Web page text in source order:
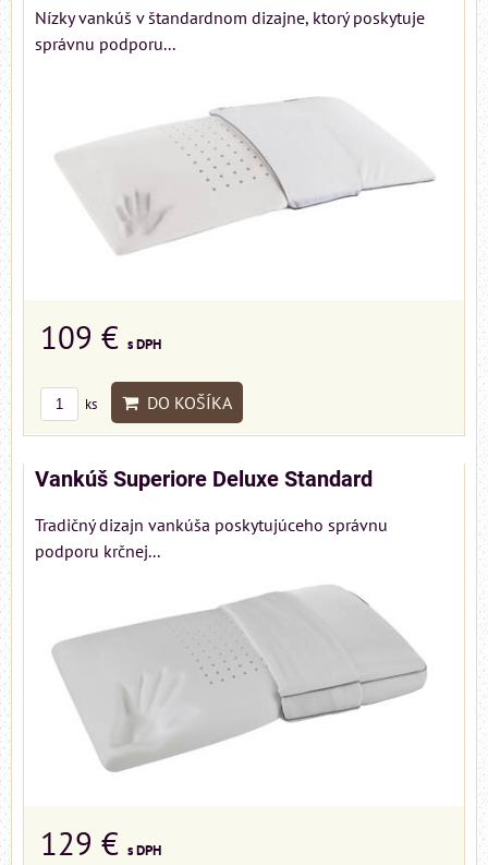
Nízky vankúš v štandardnom dizajne, ktorý poskytuje
správnu podporu...
109 € s DPH
ks DO KOŠÍKA
Vankúš Superiore Deluxe Standard
Tradičný dizajn vankúša poskytujúceho správnu
podporu krčnej...
129 € s DPH